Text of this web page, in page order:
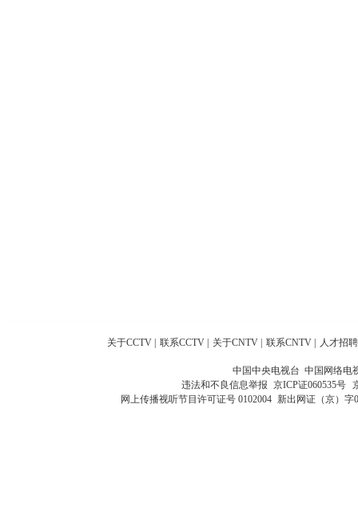
关于CCTV 联系CCTV 关于CNTV 联系CNTV 人才招聘
中国中央电视台 中国网络电
违法和不良信息举报 京ICP证060535号
网上传播视听节目许可证号 0102004 新出网证（京）